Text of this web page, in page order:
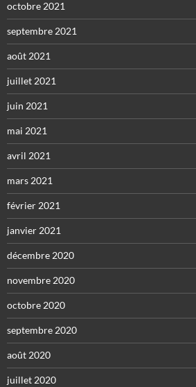
octobre 2021
septembre 2021
août 2021
juillet 2021
juin 2021
mai 2021
avril 2021
mars 2021
février 2021
janvier 2021
décembre 2020
novembre 2020
octobre 2020
septembre 2020
août 2020
juillet 2020